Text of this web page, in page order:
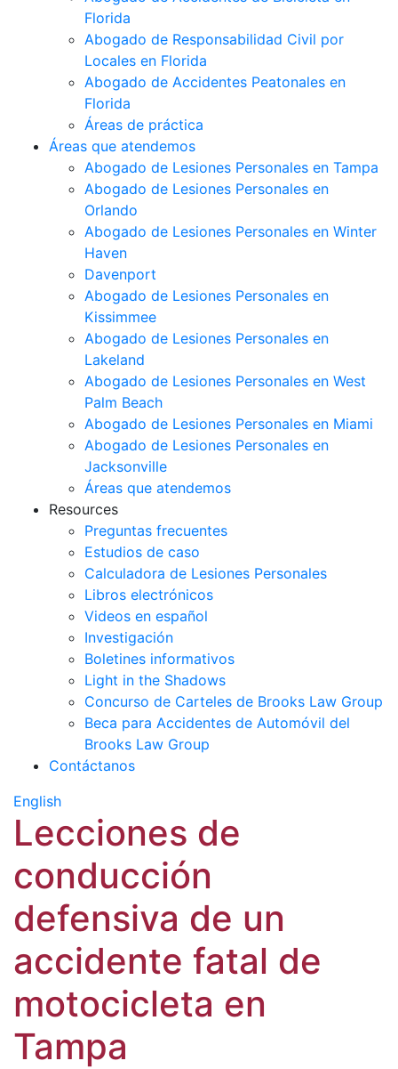
Florida
Abogado de Responsabilidad Civil por
Locales en Florida
Abogado de Accidentes Peatonales en
Florida
Áreas de práctica
Áreas que atendemos
Abogado de Lesiones Personales en Tampa
Abogado de Lesiones Personales en
Orlando
Abogado de Lesiones Personales en Winter
Haven
Davenport
Abogado de Lesiones Personales en
Kissimmee
Abogado de Lesiones Personales en
Lakeland
Abogado de Lesiones Personales en West
Palm Beach
Abogado de Lesiones Personales en Miami
Abogado de Lesiones Personales en
Jacksonville
Áreas que atendemos
Resources
Preguntas frecuentes
Estudios de caso
Calculadora de Lesiones Personales
Libros electrónicos
Videos en español
Investigación
Boletines informativos
Light in the Shadows
Concurso de Carteles de Brooks Law Group
Beca para Accidentes de Automóvil del
Brooks Law Group
Contáctanos
English
Lecciones de
conducción
defensiva de un
accidente fatal de
motocicleta en
Tampa